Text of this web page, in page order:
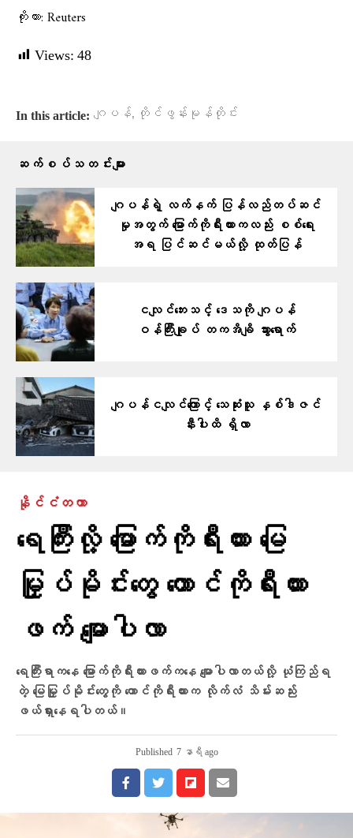
ကိုးကား: Reuters
Views: 48
In this article: ဂျပန်, တိုင်ဖွန်းမုန်တိုင်း
ဆက်စပ်သတင်းများ
ဂျပန်ရဲ့ လက်နက် ပြန်လည်တပ်ဆင်
မှုအတွက် မြောက်ကိုရီးယားကလည်း စစ်ရေး
အရ ပြင်ဆင်မယ်လို့ ထုတ်ပြန်
ငလျင်ဘေးသင့် ဒေသကို ဂျပန်
ဝန်ကြီးချုပ် တကအိချိ သွားရောက်
ဂျပန်ငလျင်ကြောင့် သေဆုံးသူ နှစ်ဒါဇင်
နီးပါးထိ ရှိလာ
နိုင်ငံတကာ
ရေကြီးလို့ မြောက်ကိုရီးယား မြေ
မြှုပ်မိုင်းတွေ တောင်ကိုရီးယား
ဖက် မျောပါလာ
ရေကြီးရာကနေ မြောက်ကိုရီးယားဖက်ကနေ မျောပါလာတယ်လို့ ယုံကြည်ရ
တဲ့ မြေမြှုပ်မိုင်းတွေကို တောင်ကိုရီးယားက လိုက်လံ သိမ်းဆည်း
ဖယ်ရှားနေရပါတယ်။
Published 7 နာရီ ago